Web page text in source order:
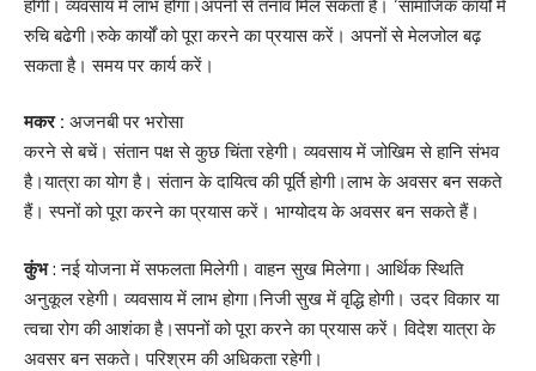
होगी। व्यवसाय में लाभ होगा।अपनों से तनाव मिल सकता है। ‘सामाजिक कार्यों में
रुचि बढेगी।रुके कार्यों को पूरा करने का प्रयास करें। अपनों से मेलजोल बढ़
सकता है। समय पर कार्य करें।
मकर : अजनबी पर भरोसा
करने से बचें। संतान पक्ष से कुछ चिंता रहेगी। व्यवसाय में जोखिम से हानि संभव
है।यात्रा का योग है। संतान के दायित्व की पूर्ति होगी।लाभ के अवसर बन सकते
हैं। स्पनों को पूरा करने का प्रयास करें। भाग्योदय के अवसर बन सकते हैं।
कुंभ: नई योजना में सफलता मिलेगी। वाहन सुख मिलेगा। आर्थिक स्थिति
अनुकूल रहेगी। व्यवसाय में लाभ होगा।निजी सुख में वृद्धि होगी। उदर विकार या
त्वचा रोग की आशंका है।सपनों को पूरा करने का प्रयास करें। विदेश यात्रा के
अवसर बन सकते। परिश्रम की अधिकता रहेगी।